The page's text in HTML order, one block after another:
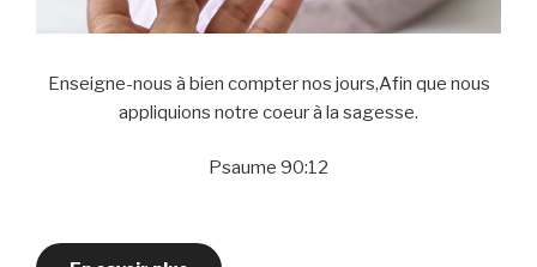
Enseigne-nous à bien compter nos jours,Afin que nous
appliquions notre coeur à la sagesse.
Psaume 90:12